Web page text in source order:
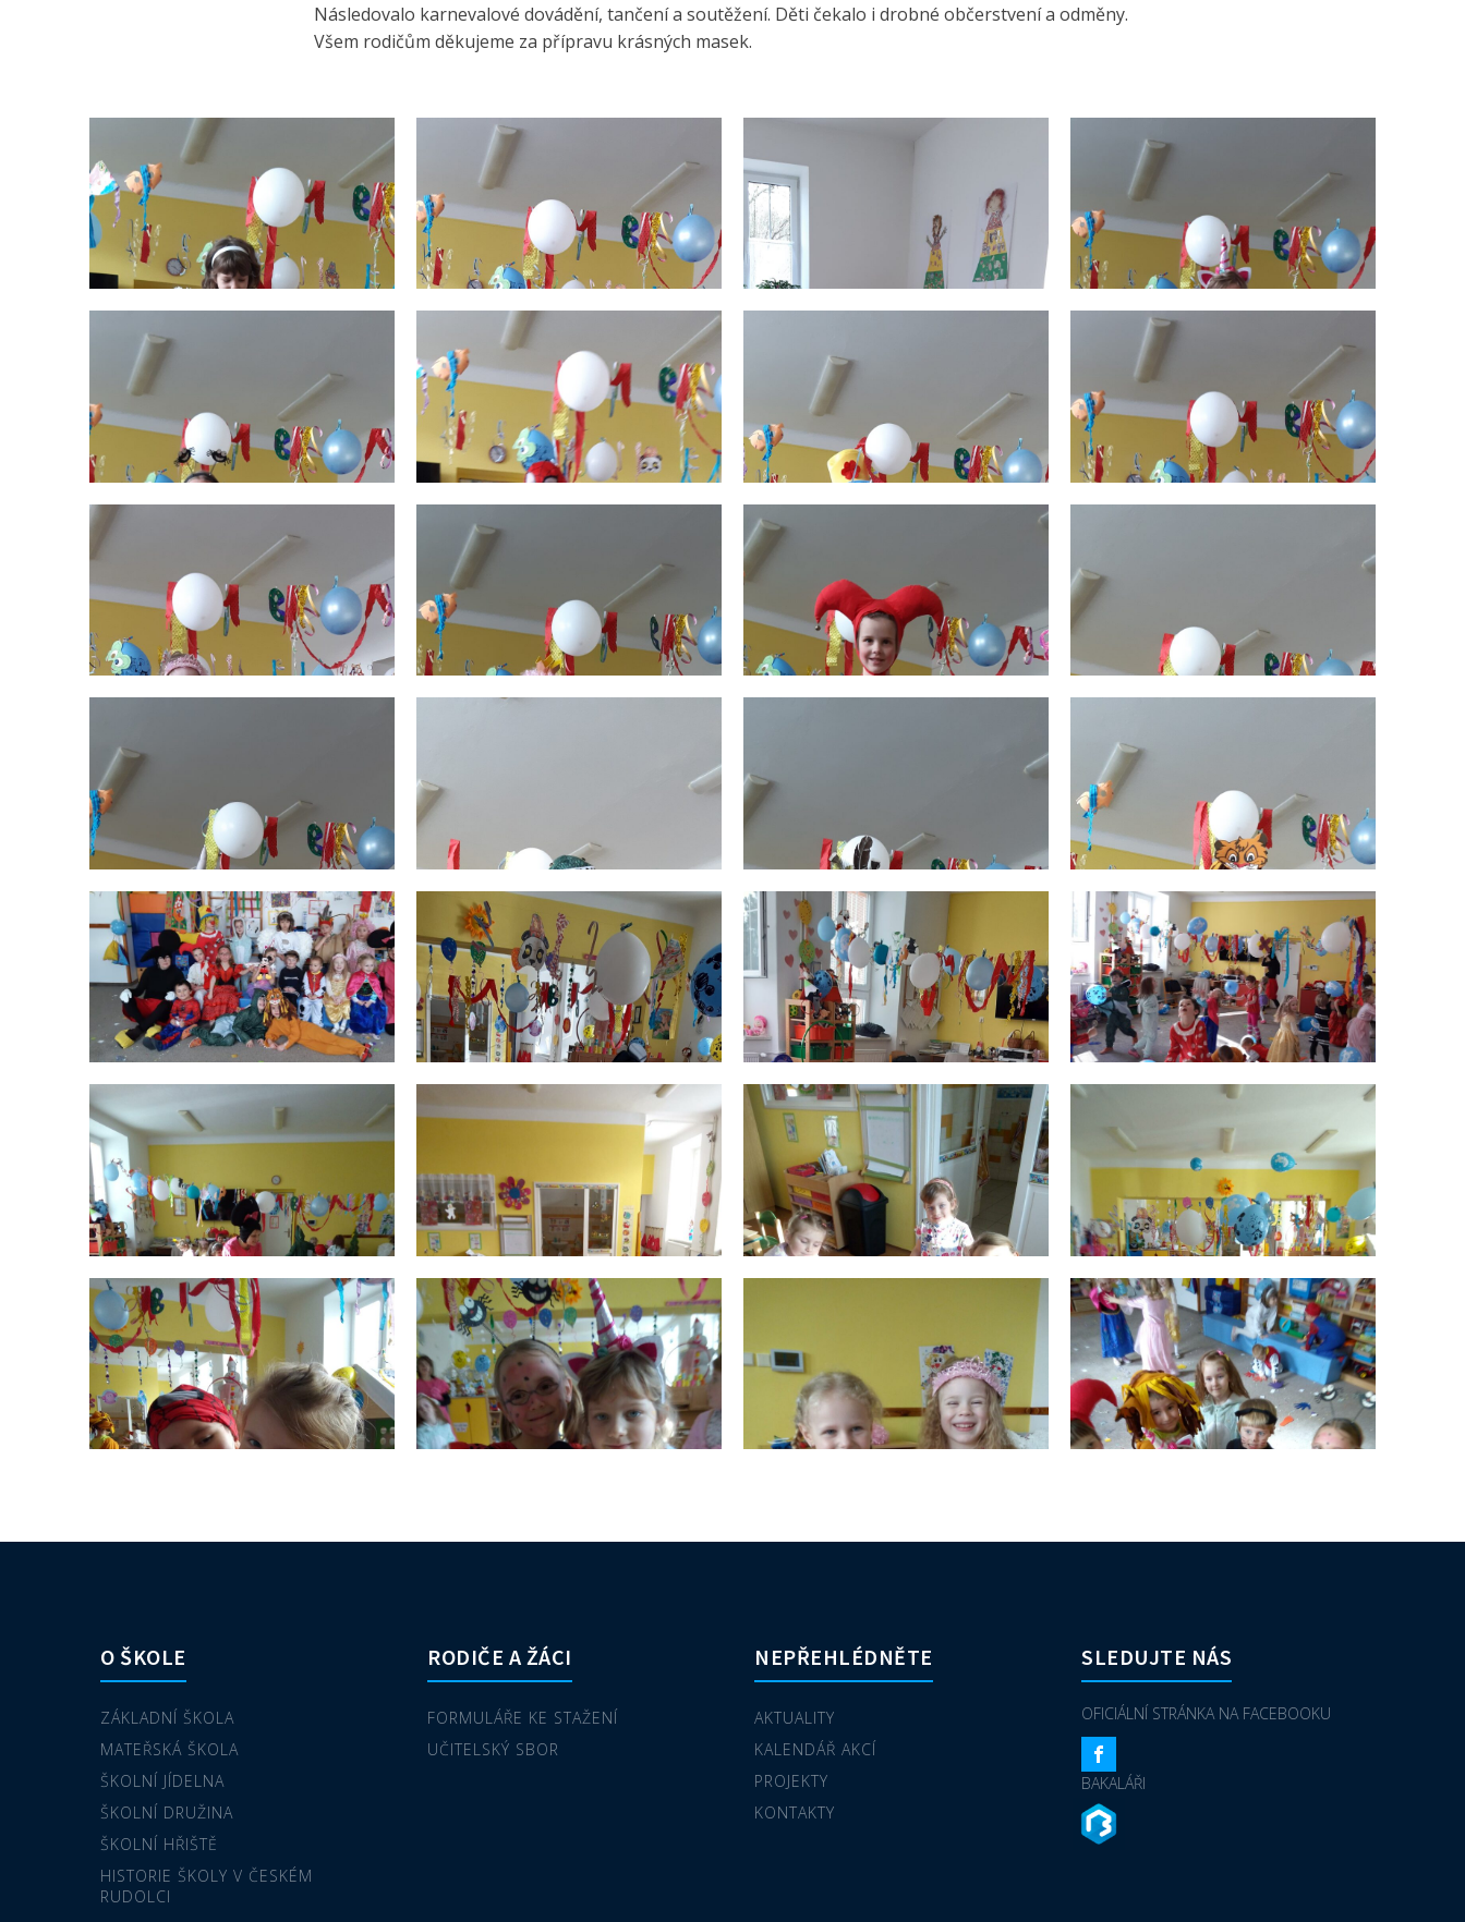
Následovalo karnevalové dovádění, tančení a soutěžení. Děti čekalo i drobné občerstvení a odměny.
Všem rodičům děkujeme za přípravu krásných masek.
O ŠKOLE
ZÁKLADNÍ ŠKOLA
MATEŘSKÁ ŠKOLA
ŠKOLNÍ JÍDELNA
ŠKOLNÍ DRUŽINA
ŠKOLNÍ HŘIŠTĚ
HISTORIE ŠKOLY V ČESKÉM
RUDOLCI
RODIČE A ŽÁCI
FORMULÁŘE KE STAŽENÍ
UČITELSKÝ SBOR
NEPŘEHLÉDNĚTE
AKTUALITY
KALENDÁŘ AKCÍ
PROJEKTY
KONTAKTY
SLEDUJTE NÁS
OFICIÁLNÍ STRÁNKA NA FACEBOOKU
BAKALÁŘI